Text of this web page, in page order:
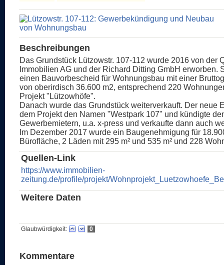
Beschreibungen
Das Grundstück Lützowstr. 107-112 wurde 2016 von der
Immobilien AG und der Richard Ditting GmbH erworben.
einen Bauvorbescheid für Wohnungsbau mit einer
von oberirdisch 36.600 m2, entsprechend 220
Projekt "Lützowhöfe".
Danach wurde das Grundstück weiterverkauft. Der neue
dem Projekt den Namen "Westpark 107" und kündigte
Gewerbemietern, u.a. x-press und verkaufte dann auch
Im Dezember 2017 wurde ein Baugenehmigung für
Bürofläche, 2 Läden mit 295 m² und 535 m² und 228
Quellen-Link
https://www.immobilien-
zeitung.de/profile/projekt/
Weitere Daten
Glaubwürdigkeit: 0
Kommentare